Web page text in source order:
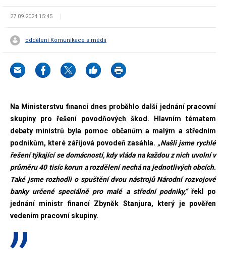
27.09.2024 15:45
oddělení Komunikace s médii
Na Ministerstvu financí dnes proběhlo další jednání pracovní
skupiny pro řešení povodňových škod. Hlavním tématem
debaty ministrů byla pomoc občanům a malým a středním
podnikům, které zářijová povodeň zasáhla. „Našli jsme rychlé
řešení týkající se domácností, kdy vláda na každou z nich uvolní v
průměru 40 tisíc korun a rozdělení nechá na jednotlivých obcích.
Také jsme rozhodli o spuštění dvou nástrojů Národní rozvojové
banky určené speciálně pro malé a střední podniky,“ řekl po
jednání ministr financí Zbyněk Stanjura, který je pověřen
vedením pracovní skupiny.